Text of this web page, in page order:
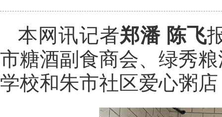
本网讯记者郑潘 陈飞
市糖酒副食商会、绿秀
学校和朱市社区爱心粥